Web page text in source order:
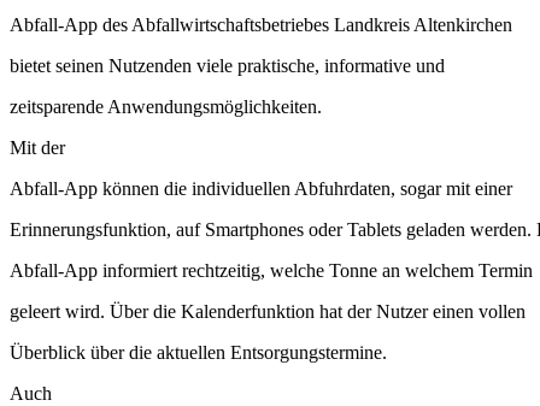
Abfall-App des Abfallwirtschaftsbetriebes Landkreis Altenkirchen
bietet seinen Nutzenden viele praktische, informative und
zeitsparende Anwendungsmöglichkeiten.
Mit der
Abfall-App können die individuellen Abfuhrdaten, sogar mit einer
Erinnerungsfunktion, auf Smartphones oder Tablets geladen werden.
Abfall-App informiert rechtzeitig, welche Tonne an welchem Termin
geleert wird. Über die Kalenderfunktion hat der Nutzer einen vollen
Überblick über die aktuellen Entsorgungstermine.
Auch